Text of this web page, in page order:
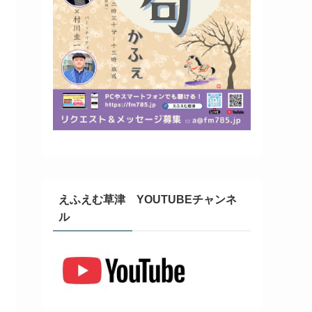
えふえむ草津 YOUTUBEチャンネ
ル